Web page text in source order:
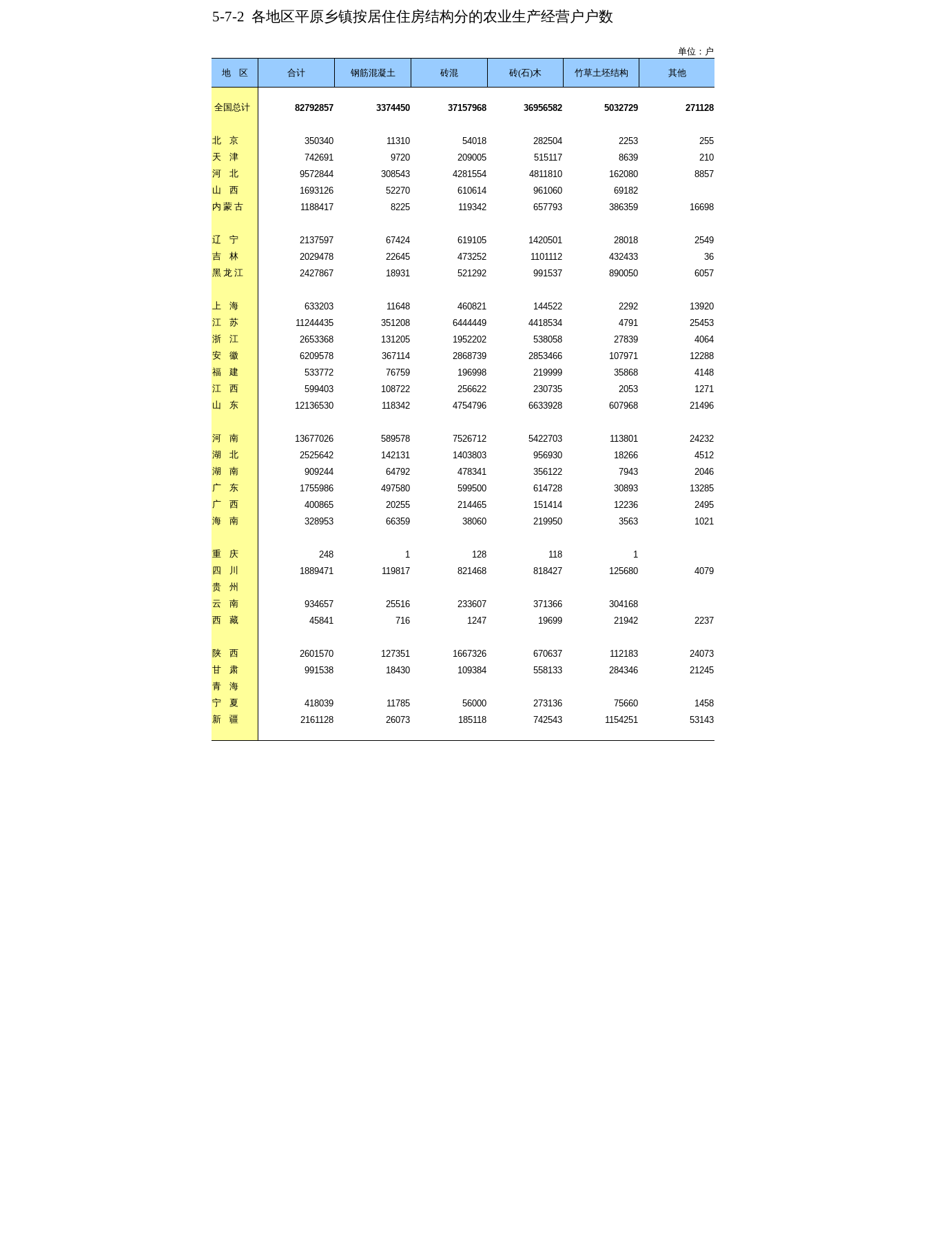
5-7-2 各地区平原乡镇按居住住房结构分的农业生产经营户户数
单位：户
地 区 合计 钢筋混凝土 砖混 砖(石)木 竹草土坯结构 其他
全国总计 82792857 3374450 37157968 36956582 5032729 271128
北 京 350340 11310 54018 282504 2253
255
天
津 742691 9720 209005 515117 8639
210
河
北 9572844 308543 4281554 4811810 162080
8857
山
西 1693126 52270 610614 961060
69182
内 蒙 古 1188417 8225 119342 657793 386359 16698
辽 宁 2137597 67424 619105 1420501 28018
2549
吉
林 2029478 22645 473252 1101112 432433
36
黑 龙 江 2427867 18931 521292 991537 890050 6057
上 海 633203 11648 460821 144522 2292
13920
江
苏 11244435 351208 6444449 4418534 4791
25453
浙
江 2653368 131205 1952202 538058 27839
4064
安
徽 6209578 367114 2868739 2853466 107971
12288
福
建 533772 76759 196998 219999 35868
4148
江
西 599403 108722 256622 230735 2053
1271
山
东 12136530 118342 4754796 6633928 607968 21496
河 南 13677026 589578 7526712 5422703 113801
24232
湖
北 2525642 142131 1403803 956930 18266
4512
湖
南 909244 64792 478341 356122 7943
2046
广
东 1755986 497580 599500 614728 30893
13285
广
西 400865 20255 214465 151414 12236
2495
海
南 328953 66359 38060 219950 3563 1021
重 庆 248 1 128 118
1
四
川 1889471 119817 821468 818427 125680
4079
贵
州
云
南 934657 25516 233607 371366
304168
西
藏 45841 716 1247 19699 21942 2237
陕 西 2601570 127351 1667326 670637 112183
24073
甘
肃 991538 18430 109384 558133 284346
21245
青
海
宁
夏 418039 11785 56000 273136 75660
1458
新
疆 2161128 26073 185118 742543 1154251 53143